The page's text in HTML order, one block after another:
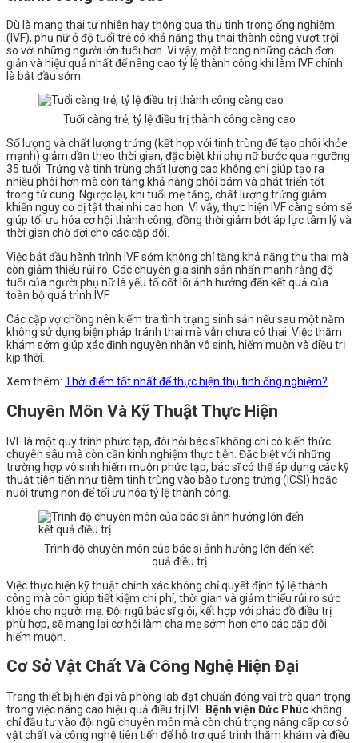
Dù là mang thai tự nhiên hay thông qua thụ tinh trong ống nghiệm
(IVF), phụ nữ ở độ tuổi trẻ có khả năng thụ thai thành công vượt trội
so với những người lớn tuổi hơn. Vì vậy, một trong những cách đơn
giản và hiệu quả nhất để nâng cao tỷ lệ thành công khi làm IVF chính
là bắt đầu sớm.
Tuổi càng trẻ, tỷ lệ điều trị thành công càng cao
Số lượng và chất lượng trứng (kết hợp với tinh trùng để tạo phôi khỏe
mạnh) giảm dần theo thời gian, đặc biệt khi phụ nữ bước qua ngưỡng
35 tuổi. Trứng và tinh trùng chất lượng cao không chỉ giúp tạo ra
nhiều phôi hơn mà còn tăng khả năng phôi bám và phát triển tốt
trong tử cung. Ngược lại, khi tuổi mẹ tăng, chất lượng trứng giảm
khiến nguy cơ dị tật thai nhi cao hơn. Vì vậy, thực hiện IVF càng sớm sẽ
giúp tối ưu hóa cơ hội thành công, đồng thời giảm bớt áp lực tâm lý và
thời gian chờ đợi cho các cặp đôi.
Việc bắt đầu hành trình IVF sớm không chỉ tăng khả năng thụ thai mà
còn giảm thiểu rủi ro. Các chuyên gia sinh sản nhấn mạnh rằng độ
tuổi của người phụ nữ là yếu tố cốt lõi ảnh hưởng đến kết quả của
toàn bộ quá trình IVF.
Các cặp vợ chồng nên kiểm tra tình trạng sinh sản nếu sau một năm
không sử dụng biện pháp tránh thai mà vẫn chưa có thai. Việc thăm
khám sớm giúp xác định nguyên nhân vô sinh, hiếm muộn và điều trị
kịp thời.
Xem thêm: Thời điểm tốt nhất để thực hiện thụ tinh ống nghiệm?
Chuyên Môn Và Kỹ Thuật Thực Hiện
IVF là một quy trình phức tạp, đòi hỏi bác sĩ không chỉ có kiến thức
chuyên sâu mà còn cần kinh nghiệm thực tiễn. Đặc biệt với những
trường hợp vô sinh hiếm muộn phức tạp, bác sĩ có thể áp dụng các kỹ
thuật tiên tiến như tiêm tinh trùng vào bào tương trứng (ICSI) hoặc
nuôi trứng non để tối ưu hóa tỷ lệ thành công.
Trình độ chuyên môn của bác sĩ ảnh hưởng lớn đến kết
quả điều trị
Việc thực hiện kỹ thuật chính xác không chỉ quyết định tỷ lệ thành
công mà còn giúp tiết kiệm chi phí, thời gian và giảm thiểu rủi ro sức
khỏe cho người mẹ. Đội ngũ bác sĩ giỏi, kết hợp với phác đồ điều trị
phù hợp, sẽ mang lại cơ hội làm cha mẹ sớm hơn cho các cặp đôi
hiếm muộn.
Cơ Sở Vật Chất Và Công Nghệ Hiện Đại
Trang thiết bị hiện đại và phòng lab đạt chuẩn đóng vai trò quan trọng
trong việc nâng cao hiệu quả điều trị IVF. Bệnh viện Đức Phúc không
chỉ đầu tư vào đội ngũ chuyên môn mà còn chú trọng nâng cấp cơ sở
vật chất và công nghệ tiên tiến để hỗ trợ quá trình thăm khám và điều